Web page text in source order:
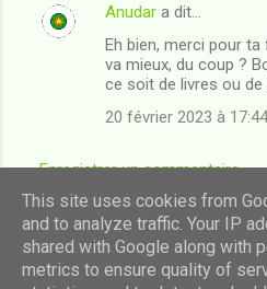
Anudar a dit…
Eh bien, merci pour
va mieux, du coup ?
ce soit de livres ou de
20 février 2023 à 17:44
Enregistrer un commentaire
Fourni
This site uses cookies from
and to analyze traffic. Your IP
shared with Google along with
metrics to ensure quality of